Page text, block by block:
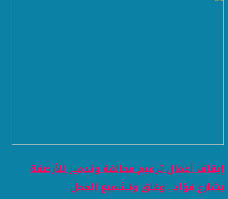
إيقاف أعمال ترميم مخالفة وتدمير للأرصفة
بشارع فؤاد.. وغلق وتشميع المحل